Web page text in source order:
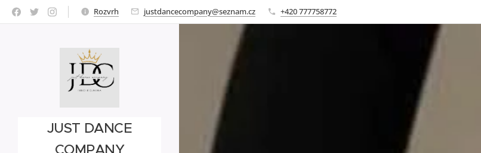
Rozvrh justdancecompany@seznam.cz +420 777758772
JUST DANCE
COMPANY